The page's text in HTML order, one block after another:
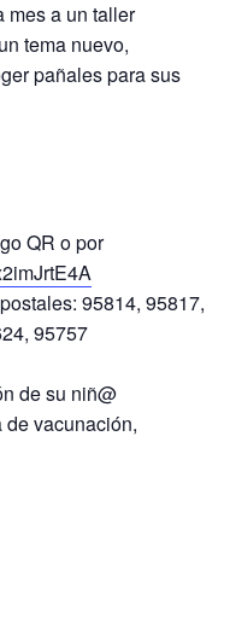
mes a un taller
tema nuevo,
pañales para sus
QR o por
95814, 95817,
95757
de su niñ@
de vacunación,